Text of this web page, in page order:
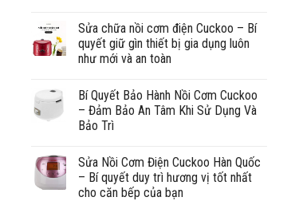
Sửa chữa nồi cơm điện Cuckoo – Bí
quyết giữ gìn thiết bị gia dụng luôn
như mới và an toàn
Bí Quyết Bảo Hành Nồi Cơm Cuckoo
– Đảm Bảo An Tâm Khi Sử Dụng Và
Bảo Trì
Sửa Nồi Cơm Điện Cuckoo Hàn Quốc
– Bí quyết duy trì hương vị tốt nhất
cho căn bếp của bạn